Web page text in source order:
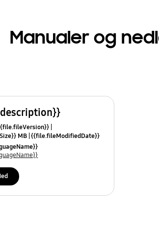
Manualer og
MB {{file.fileModifiedDate}}